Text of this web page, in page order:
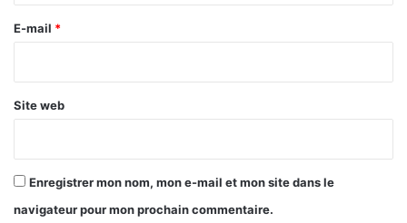
e
E-mail *
Site web
Enregistrer mon nom, mon e-mail et mon site dans le
navigateur pour mon prochain commentaire.